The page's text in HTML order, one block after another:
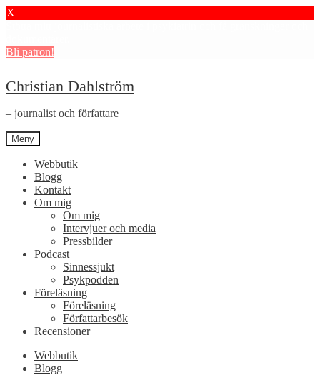
X
Bli patron!
Hoppa
till
navigering
Hoppa
till
innehåll
Christian Dahlström
– journalist och författare
Meny
Webbutik
Blogg
Kontakt
Om mig
Om mig
Intervjuer och media
Pressbilder
Podcast
Sinnessjukt
Psykpodden
Föreläsning
Föreläsning
Författarbesök
Recensioner
Webbutik
Blogg